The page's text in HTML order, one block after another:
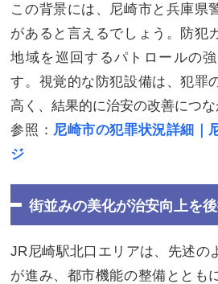
この背景には、尼崎市と兵庫県
があると言えるでしょう。防犯
地域を巡回するパトロールの
す。視覚的な防犯設備は、犯罪
高く、結果的に治安の改善につな
参照： 尼崎市の犯罪状況詳細｜
ジ
街並みの美化が治安向上を
JR尼崎駅北口エリアは、先述の
が進み、都市機能の整備ととも